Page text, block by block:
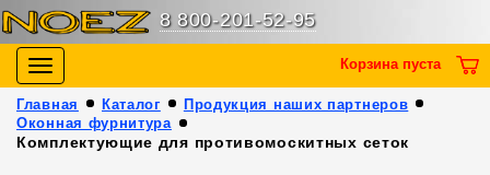
8 800-201-52-95
Toggle
navigation
Корзина пуста
Главная Каталог
Продукция наших партнеров
Оконная фурнитура
Комплектующие для противомоскитных сеток